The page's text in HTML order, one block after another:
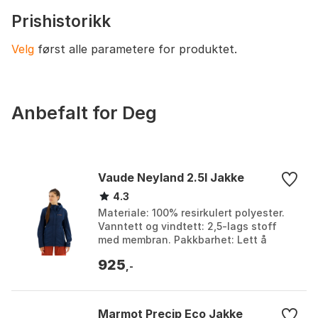
moderat våte forhold, samt generell vinterbruk.
Mindre egnet til topptur og svært høyintensiv
aktivitet grunnet moderat pusteevne og manglende
Prishistorikk
Velg først alle parametere for produktet.
Anbefalt for Deg
Vaude Neyland 2.5l Jakke
4.3
Materiale: 100% resirkulert polyester.
Vanntett og vindtett: 2,5-lags stoff
med membran. Pakkbarhet: Lett å
Armhuleven...
925 ,-
Marmot Precip Eco Jakke